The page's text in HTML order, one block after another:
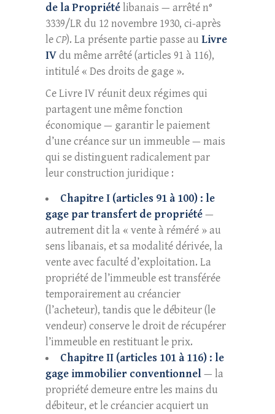
de la Propriétélibanais — arrêté n°
3339/LR du 12 novembre 1930, ci-après
leCP). La présente partie passe au Livre
IVdu même arrêté (articles 91 à 116),
intitulé « Des droits de gage ».
Ce Livre IV réunit deux régimes qui
partagent une même fonction
économique — garantir le paiement
d’une créance sur un immeuble — mais
qui se distinguent radicalement par
leur construction juridique :
Chapitre I (articles 91 à 100) : le
gage par transfert de propriété—
autrement dit la « vente à réméré » au
sens libanais, et sa modalité dérivée, la
vente avec faculté d’exploitation. La
propriété de l’immeuble est transférée
temporairement au créancier
(l’acheteur), tandis que le débiteur (le
vendeur) conserve le droit de récupérer
l’immeuble en restituant le prix.
Chapitre II (articles 101 à 116) : le
gage immobilier conventionnel— la
propriété demeure entre les mains du
débiteur, et le créancier acquiert un